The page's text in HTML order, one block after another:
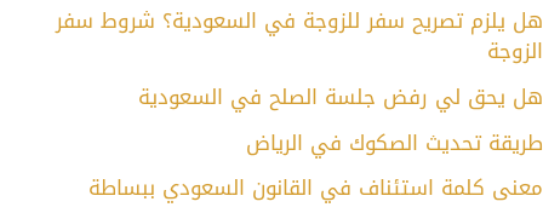
هل يلزم تصريح سفر للزوجة في السعودية؟ شروط سفر
الزوجة
هل يحق لي رفض جلسة الصلح في السعودية
طريقة تحديث الصكوك في الرياض
معنى كلمة استئناف في القانون السعودي ببساطة